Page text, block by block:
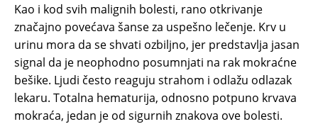
Kao i kod svih malignih bolesti, rano otkrivanje
značajno povećava šanse za uspešno lečenje. Krv u
urinu mora da se shvati ozbiljno, jer predstavlja jasan
signal da je neophodno posumnjati na rak mokraćne
bešike. Ljudi često reaguju strahom i odlažu odlazak
lekaru. Totalna hematurija, odnosno potpuno krvava
mokraća, jedan je od sigurnih znakova ove bolesti.